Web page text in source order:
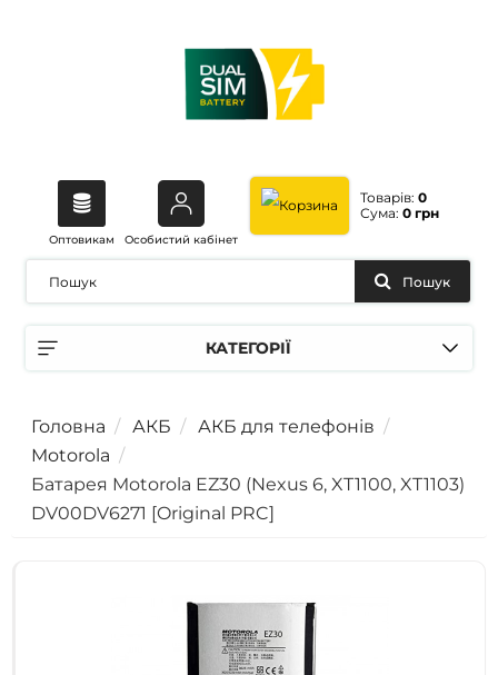
Оптовикам Особистий кабінет
Товарів: 0
Сума: 0 грн
КАТЕГОРІЇ
Пошук
Головна АКБ
АКБ для телефонів
Motorola
Батарея Motorola EZ30 (Nexus 6, XT1100, XT1103)
DV00DV6271 [Original PRC]